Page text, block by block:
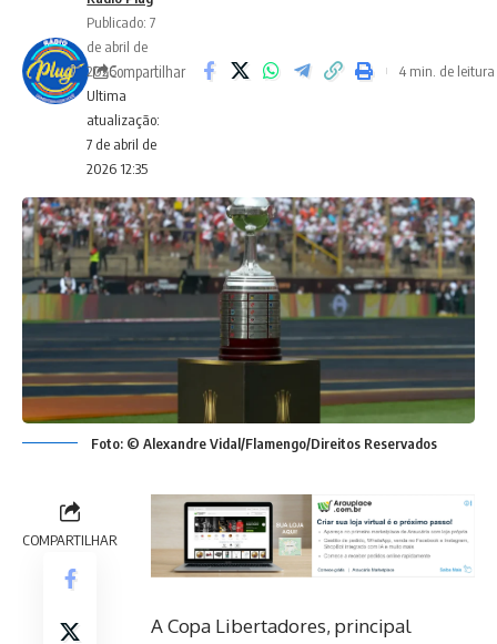
Ultima
atualização:
7 de abril de
2026 12:35
Publicado: 7
de abril de
2026Compartilhar 4 min. de leitura
Foto: © Alexandre Vidal/Flamengo/Direitos Reservados
COMPARTILHAR
A Copa Libertadores, principal